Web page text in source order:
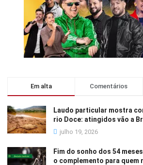
Em alta Comentários
Laudo particular mostra
rio Doce: atingidos vão a
julho 19, 2026
Fim do sonho dos 54
o complemento para quem